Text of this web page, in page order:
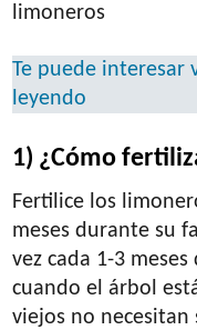
limoneros
Te puede interesar
leyendo
1) ¿Cómo
Fertilice los
meses durante su
vez cada 1-3
cuando el árbol
viejos no necesitan